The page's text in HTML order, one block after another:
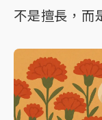
不是擅長，而